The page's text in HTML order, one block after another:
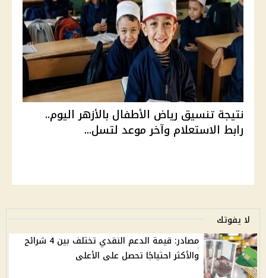
نتيجة تنسيق رياض الأطفال بالأزهر اليوم..
رابط الاستعلام وآخر موعد لتسل...
لا يفوتك
مصادر: قيمة الدعم النقدي تختلف بين 4 شرائح
والأكثر احتياجًا تحصل على الأعلى